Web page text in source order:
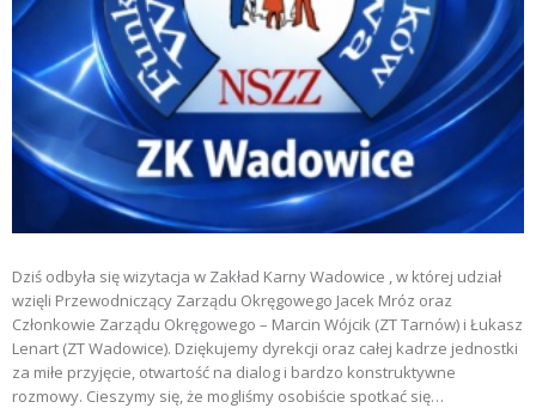
Dziś odbyła się wizytacja w Zakład Karny Wadowice , w której udział
wzięli Przewodniczący Zarządu Okręgowego Jacek Mróz oraz
Członkowie Zarządu Okręgowego – Marcin Wójcik (ZT Tarnów) i Łukasz
Lenart (ZT Wadowice). Dziękujemy dyrekcji oraz całej kadrze jednostki
za miłe przyjęcie, otwartość na dialog i bardzo konstruktywne
rozmowy. Cieszymy się, że mogliśmy osobiście spotkać się…